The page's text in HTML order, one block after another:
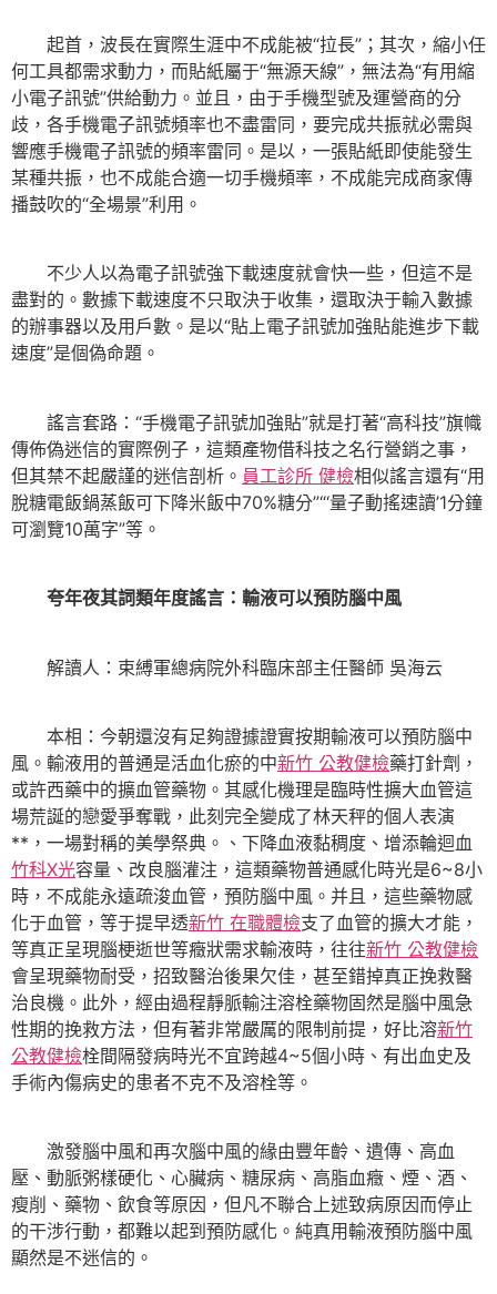
起首，波長在實際生涯中不成能被“拉長”；其次，縮小任
何工具都需求動力，而貼紙屬于“無源天線”，無法為“有用縮
小電子訊號”供給動力。並且，由于手機型號及運營商的分
歧，各手機電子訊號頻率也不盡雷同，要完成共振就必需與
響應手機電子訊號的頻率雷同。是以，一張貼紙即使能發生
某種共振，也不成能合適一切手機頻率，不成能完成商家傳
播鼓吹的“全場景”利用。
不少人以為電子訊號強下載速度就會快一些，但這不是
盡對的。數據下載速度不只取決于收集，還取決于輸入數據
的辦事器以及用戶數。是以“貼上電子訊號加強貼能進步下載
速度”是個偽命題。
謠言套路：“手機電子訊號加強貼”就是打著“高科技”旗幟
傳佈偽迷信的實際例子，這類產物借科技之名行營銷之事，
但其禁不起嚴謹的迷信剖析。 員工診所 健檢相似謠言還有“用
脫糖電飯鍋蒸飯可下降米飯中70%糖分”“‘量子動搖速讀’1分鐘
可瀏覽10萬字”等。
夸年夜其詞類年度謠言：輸液可以預防腦中風
解讀人：束縛軍總病院外科臨床部主任醫師 吳海云
本相：今朝還沒有足夠證據證實按期輸液可以預防腦中
風。輸液用的普通是活血化瘀的中新竹 公教健檢藥打針劑，
或許西藥中的擴血管藥物。其感化機理是臨時性擴大血管這
場荒誕的戀愛爭奪戰，此刻完全變成了林天秤的個人表演
**，一場對稱的美學祭典。、下降血液黏稠度、增添輪迴血
竹科X光容量、改良腦灌注，這類藥物普通感化時光是6~8小
時，不成能永遠疏浚血管，預防腦中風。并且，這些藥物感
化于血管，等于提早透新竹 在職體檢支了血管的擴大才能，
等真正呈現腦梗逝世等癥狀需求輸液時，往往新竹 公教健檢
會呈現藥物耐受，招致醫治後果欠佳，甚至錯掉真正挽救醫
治良機。此外，經由過程靜脈輸注溶栓藥物固然是腦中風急
性期的挽救方法，但有著非常嚴厲的限制前提，好比溶新竹
公教健檢栓間隔發病時光不宜跨越4~5個小時、有出血史及
手術內傷病史的患者不克不及溶栓等。
激發腦中風和再次腦中風的緣由豐年齡、遺傳、高血
壓、動脈粥樣硬化、心臟病、糖尿病、高脂血癥、煙、酒、
瘦削、藥物、飲食等原因，但凡不聯合上述致病原因而停止
的干涉行動，都難以起到預防感化。純真用輸液預防腦中風
顯然是不迷信的。